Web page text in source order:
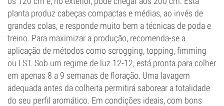
planta produz cabeças compactas e médias, ao invés de
grandes colas, e responde muito bem a técnicas de poda e
treino. Para maximizar a produção, recomenda-se a
aplicação de métodos como scrogging, topping, fimming
ou LST. Sob um regime de luz 12-12, está pronta para colher
em apenas 8 a 9 semanas de floração. Uma lavagem
adequada antes da colheita permitirá saborear a totalidade
do seu perfil aromático. Em condições ideais, com bons